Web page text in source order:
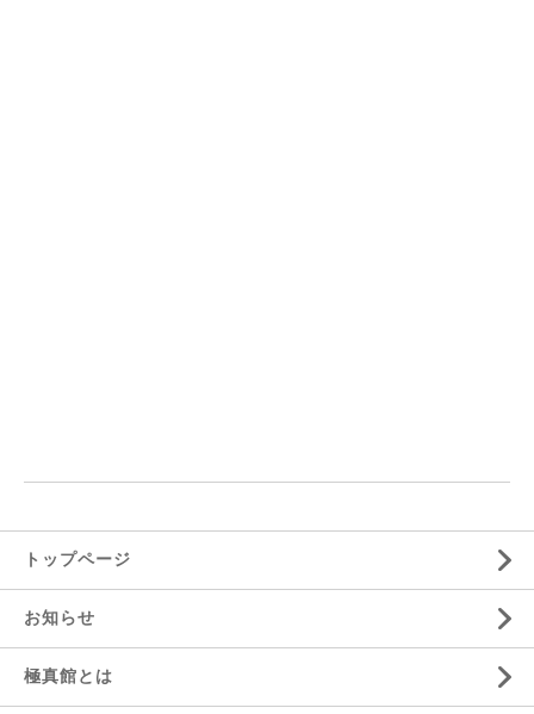
トップページ
お知らせ
極真館とは